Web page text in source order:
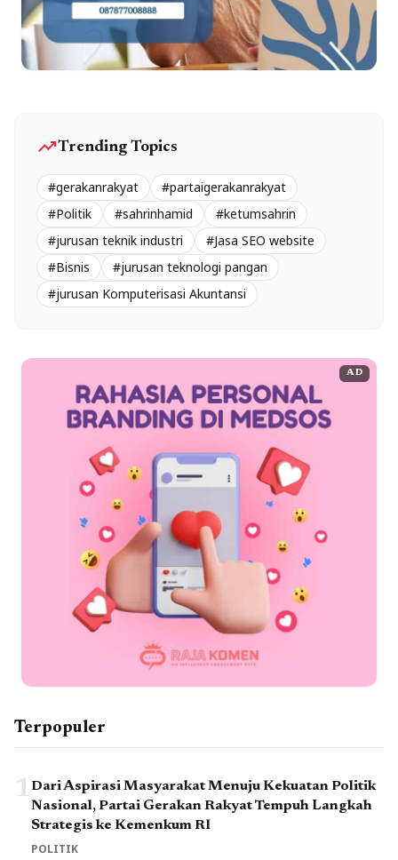
trending_upTrending Topics
#gerakanrakyat
#partaigerakanrakyat
#Politik
#sahrinhamid
#ketumsahrin
#jurusan teknik industri
#Jasa SEO website
#Bisnis
#jurusan teknologi pangan
#jurusan Komputerisasi Akuntansi
AD
Terpopuler
1 Dari Aspirasi Masyarakat Menuju Kekuatan Politik
Nasional, Partai Gerakan Rakyat Tempuh Langkah
Strategis ke Kemenkum RI
POLITIK